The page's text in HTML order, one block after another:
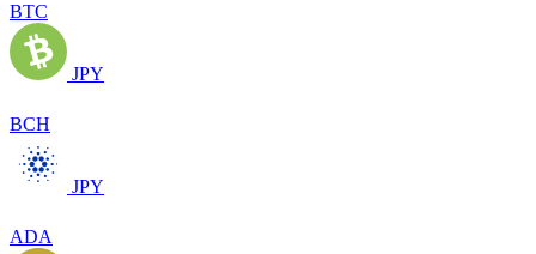
BTC
JPY
BCH
JPY
ADA